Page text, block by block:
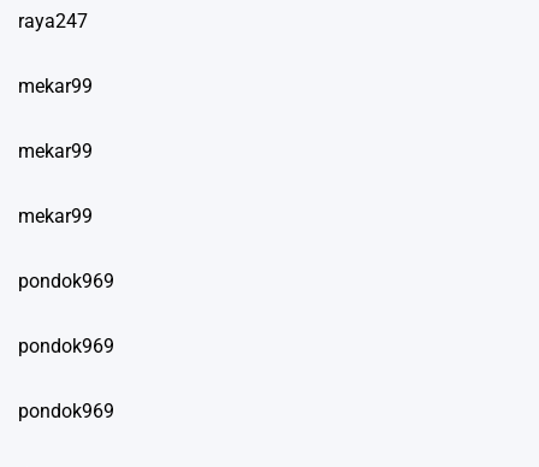
raya247
mekar99
mekar99
mekar99
pondok969
pondok969
pondok969